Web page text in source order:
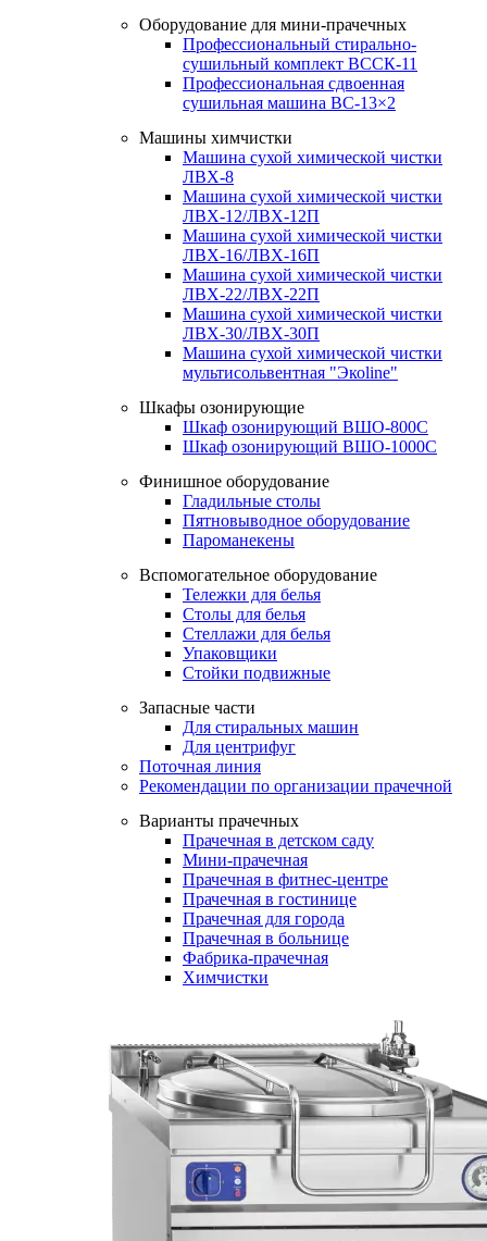
Оборудование для мини-прачечных
Профессиональный стирально-
сушильный комплект ВССК-11
Профессиональная сдвоенная
сушильная машина ВС-13×2
Машины химчистки
Машина сухой химической чистки
ЛВХ-8
Машина сухой химической чистки
ЛВХ-12/ЛВХ-12П
Машина сухой химической чистки
ЛВХ-16/ЛВХ-16П
Машина сухой химической чистки
ЛВХ-22/ЛВХ-22П
Машина сухой химической чистки
ЛВХ-30/ЛВХ-30П
Машина сухой химической чистки
мультисольвентная "Экоline"
Шкафы озонирующие
Шкаф озонирующий ВШО-800С
Шкаф озонирующий ВШО-1000С
Финишное оборудование
Гладильные столы
Пятновыводное оборудование
Пароманекены
Вспомогательное оборудование
Тележки для белья
Столы для белья
Стеллажи для белья
Упаковщики
Стойки подвижные
Запасные части
Для стиральных машин
Для центрифуг
Поточная линия
Рекомендации по организации прачечной
Варианты прачечных
Прачечная в детском саду
Мини-прачечная
Прачечная в фитнес-центре
Прачечная в гостинице
Прачечная для города
Прачечная в больнице
Фабрика-прачечная
Химчистки